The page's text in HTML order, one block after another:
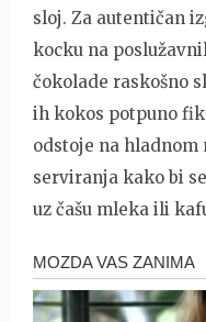
sloj. Za autentičan
kocku na
čokolade raskošno
ih kokos potpuno
odstoje na hladnom
serviranja kako bi
uz čašu mleka ili